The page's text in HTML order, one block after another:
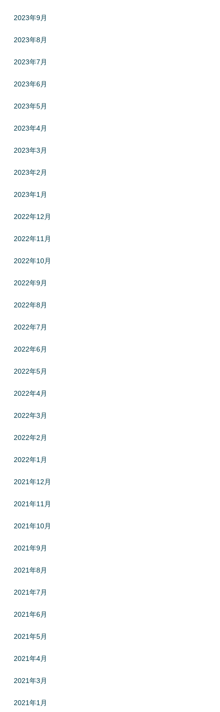
2023年9月
2023年8月
2023年7月
2023年6月
2023年5月
2023年4月
2023年3月
2023年2月
2023年1月
2022年12月
2022年11月
2022年10月
2022年9月
2022年8月
2022年7月
2022年6月
2022年5月
2022年4月
2022年3月
2022年2月
2022年1月
2021年12月
2021年11月
2021年10月
2021年9月
2021年8月
2021年7月
2021年6月
2021年5月
2021年4月
2021年3月
2021年1月